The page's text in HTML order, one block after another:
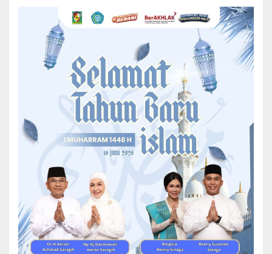
Rapat yang berlangsung di gedung DPRD Sidang dipimpin oleh
Wakil Ketua DPRD Simalungun, Samrin S. Girsang, didampingi oleh
Wakil-wakil Ketua lainnya, yaitu Bona Uli Rajagukguk dan Jefra
Hasudungan Manurung, serta dihadiri oleh segenap anggota
Turut hadir mewakili unsur eksekutif adalah Sekretaris Daerah
Kabupaten Simalungun, Mixnon Andreas Simamora, beserta
jajaran pimpinan perangkat daerah dan para camat se-Kabupaten
Simalungun.
Sidang dibuka dengan penyampaian laporan dan rekomendasi dari
Pansus, yang dibacakan oleh juru bicara panitia, Junita Veronica
Munthe. Selanjutnya, dibacakan sambutan tertulis dari Bupati
Simalungun, H. Anton Ahmad Saragih, yang disampaikan langsung
oleh Sekda Mixnon Andreas Simamora.